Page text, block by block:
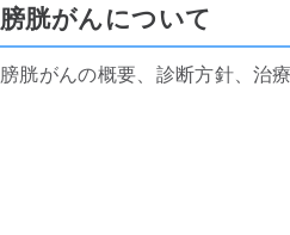
膀胱がんについて
膀胱がんの概要、診断方針、治